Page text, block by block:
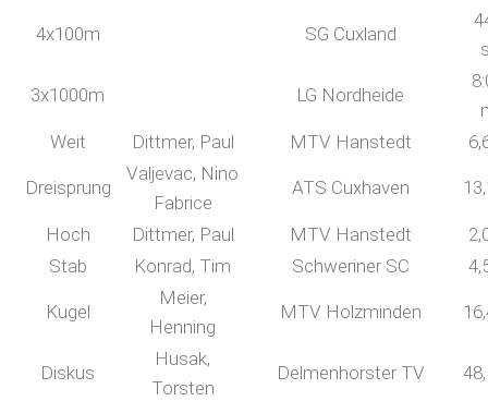
4x100m SG Cuxland
3x1000m LG Nordheide
Weit
Dittmer, Paul MTV Hanstedt
Dreisprung
Valjevac, Nino
Fabrice
ATS Cuxhaven
Hoch Dittmer, Paul MTV Hanstedt
Stab
Konrad, Tim Schweriner SC
Kugel
Meier,
Henning
MTV Holzminden
Diskus
Husak,
Torsten
Delmenhorster TV